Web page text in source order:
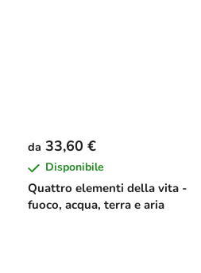
Quattro elementi della vita -
fuoco, acqua, terra e aria
da 33,60 €
Disponibile